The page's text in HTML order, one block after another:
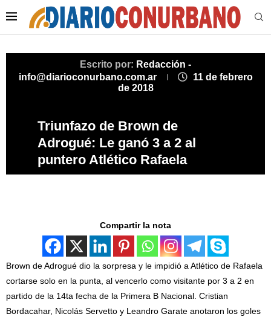
Escrito por: Redacción -
info@diarioconurbano.com.ar
11 de febrero
de 2018
Triunfazo de Brown de
Adrogué: Le ganó 3 a 2 al
puntero Atlético Rafaela
Compartir la nota
Brown de Adrogué dio la sorpresa y le impidió a Atlético de Rafaela
cortarse solo en la punta, al vencerlo como visitante por 3 a 2 en
partido de la 14ta fecha de la Primera B Nacional. Cristian
Bordacahar, Nicolás Servetto y Leandro Garate anotaron los goles